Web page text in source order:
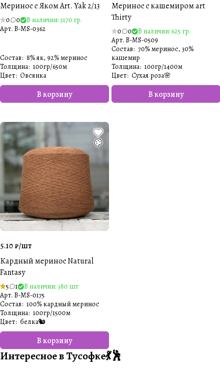
Меринос с Яком Art. Yak 2/13
0 0
В наличии: 3170 гр.
Арт. B-MS-0362
В корзину
Состав: 8% як, 92% меринос
Толщина: 100гр/650м
Цвет: Овсянка
Меринос с кашемиром art
Thirty
0 0
В наличии: 625 гр.
Арт. B-MS-0509
В корзину
Состав: 70% меринос, 30%
кашемир
Толщина: 100гр/1400м
Цвет: Сухая роза🌸
5.10 ₽/шт
Кардный меринос Natural
Fantasy
5 1
В наличии: 380 шт
Арт. B-MS-0175
В корзину
Состав: 100% кардный меринос
Толщина: 100гр/1500м
Цвет: белка🐿
Интересное в Тусофке💃🕺